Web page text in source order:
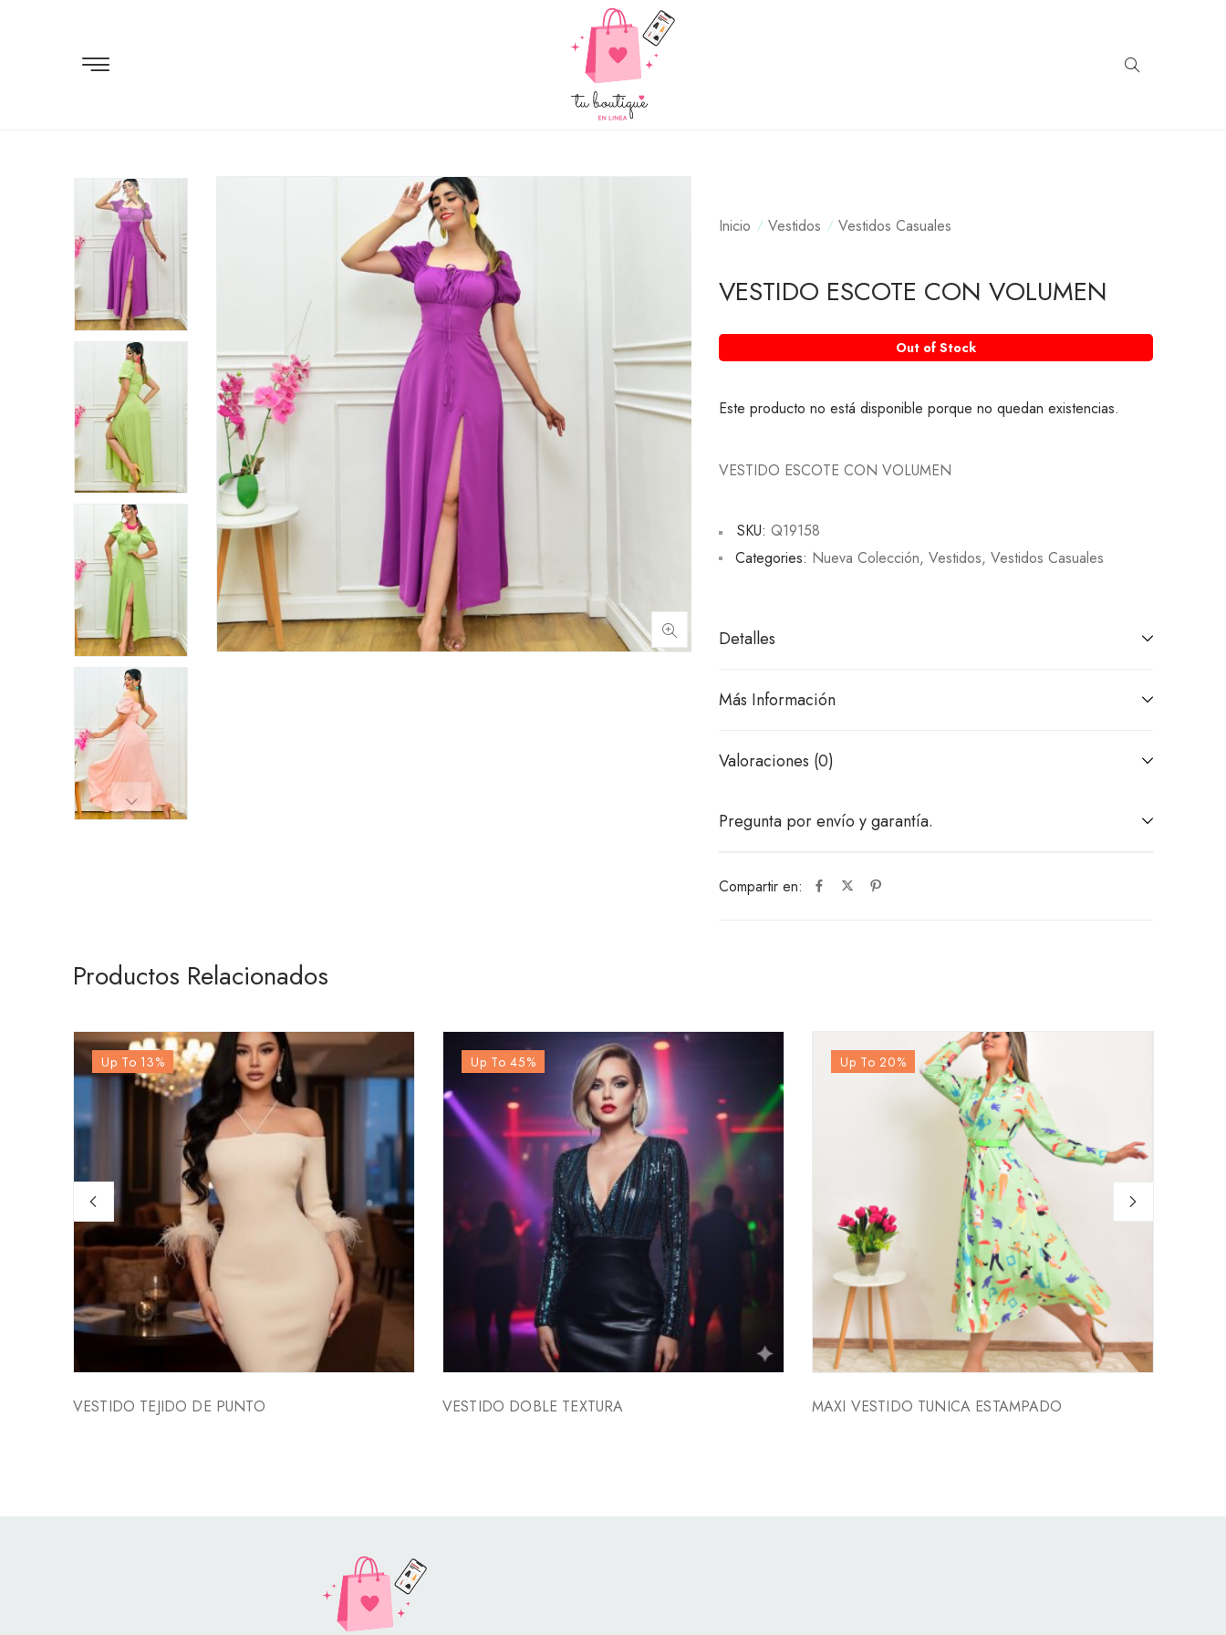
Inicio Vestidos Vestidos Casuales
VESTIDO ESCOTE CON VOLUMEN
Out of Stock
Este producto no está disponible porque no quedan existencias.
VESTIDO ESCOTE CON VOLUMEN
Compartir en:
SKU: Q19158
Categories: Nueva Colección,Vestidos,Vestidos Casuales
Detalles
Más Información
Valoraciones (0)
Pregunta por envío y garantía.
Productos Relacionados
Up To 13%
VESTIDO TEJIDO DE PUNTO
Up To 45%
VESTIDO DOBLE TEXTURA
Up To 20%
MAXI VESTIDO TUNICA ESTAMPADO